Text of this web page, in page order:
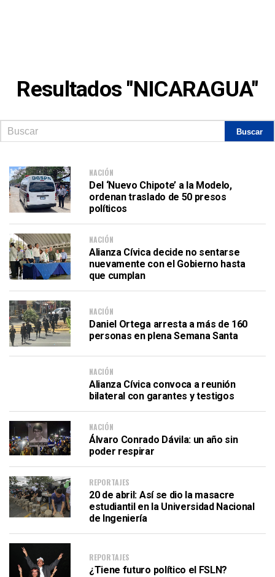
Resultados "NICARAGUA"
NACIÓN
Del ‘Nuevo Chipote’ a la Modelo,
ordenan traslado de 50 presos
políticos
NACIÓN
Alianza Cívica decide no sentarse
nuevamente con el Gobierno hasta
que cumplan
NACIÓN
Daniel Ortega arresta a más de 160
personas en plena Semana Santa
NACIÓN
Alianza Cívica convoca a reunión
bilateral con garantes y testigos
NACIÓN
Álvaro Conrado Dávila: un año sin
poder respirar
REPORTAJES
20 de abril: Así se dio la masacre
estudiantil en la Universidad Nacional
de Ingeniería
REPORTAJES
¿Tiene futuro político el FSLN?